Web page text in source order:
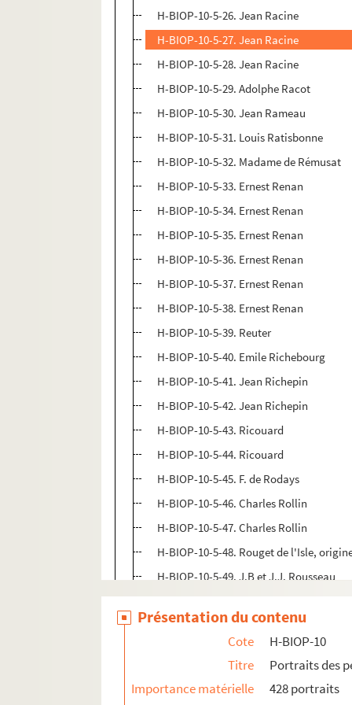
H-BIOP-10-5-26. Jean Racine
H-BIOP-10-5-27. Jean Racine
H-BIOP-10-5-28. Jean Racine
H-BIOP-10-5-29. Adolphe Racot
H-BIOP-10-5-30. Jean Rameau
H-BIOP-10-5-31. Louis Ratisbonne
H-BIOP-10-5-32. Madame de Rémusat
H-BIOP-10-5-33. Ernest Renan
H-BIOP-10-5-34. Ernest Renan
H-BIOP-10-5-35. Ernest Renan
H-BIOP-10-5-36. Ernest Renan
H-BIOP-10-5-37. Ernest Renan
H-BIOP-10-5-38. Ernest Renan
H-BIOP-10-5-39. Reuter
H-BIOP-10-5-40. Emile Richebourg
H-BIOP-10-5-41. Jean Richepin
H-BIOP-10-5-42. Jean Richepin
H-BIOP-10-5-43. Ricouard
H-BIOP-10-5-44. Ricouard
H-BIOP-10-5-45. F. de Rodays
H-BIOP-10-5-46. Charles Rollin
H-BIOP-10-5-47. Charles Rollin
H-BIOP-10-5-48. Rouget de l'Isle,
H-BIOP-10-5-49. J.B et J.J. Rousseau
H-BIOP-10-5-50. J.B et J.J. Rousseau
H-BIOP-10-5-51. J.B et J.J. Rousseau
H-BIOP-10-5-52. J.B et J.J. Rousseau
H-BIOP-10-5-53. J.B et J.J. Rousseau
H-BIOP-10-5-54. J.B et J.J. Rousseau
Présentation du contenu
Cote
H-BIOP-10
Titre
Portraits des
Importance matérielle
428 portraits